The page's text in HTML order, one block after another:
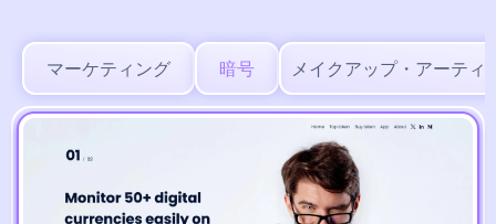
マーケティング 暗号 メイクアップ・アーティ